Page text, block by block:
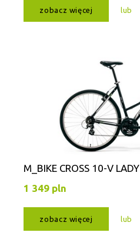
zobacz więcej lub
M_BIKE CROSS 10-V LADY
1 349 pln
zobacz więcej lub